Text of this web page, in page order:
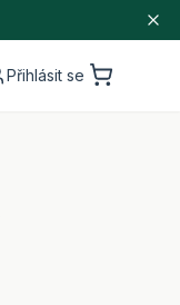
Přihlásit se